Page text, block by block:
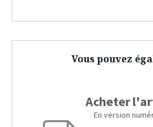
Vous pouvez
Acheter
En version